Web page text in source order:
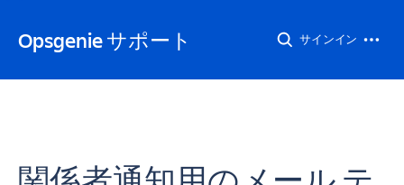
Opsgenie サポート サインイン